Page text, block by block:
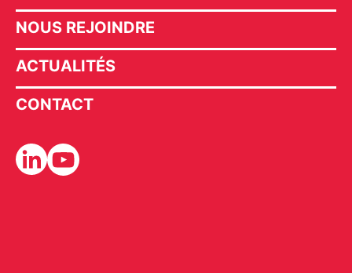
NOUS REJOINDRE
ACTUALITÉS
CONTACT